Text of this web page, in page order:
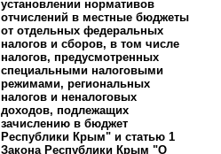
установлении нормативов
отчислений в местные бюджеты
от отдельных федеральных
налогов и сборов, в том числе
налогов, предусмотренных
специальными налоговыми
режимами, региональных
налогов и неналоговых
доходов, подлежащих
зачислению в бюджет
Республики Крым" и статью 1
Закона Республики Крым "О